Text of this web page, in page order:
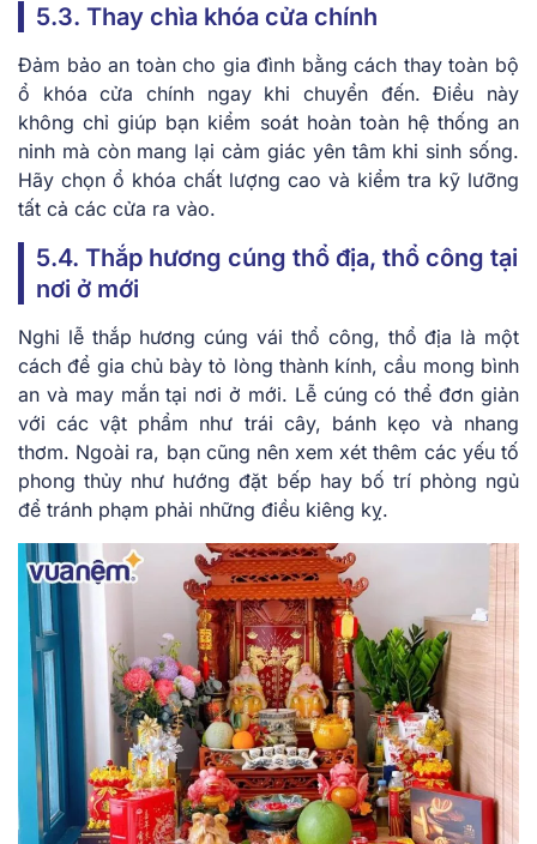
5.3. Thay chìa khóa cửa chính
Đảm bảo an toàn cho gia đình bằng cách thay toàn bộ
ổ khóa cửa chính ngay khi chuyển đến. Điều này
không chỉ giúp bạn kiểm soát hoàn toàn hệ thống an
ninh mà còn mang lại cảm giác yên tâm khi sinh sống.
Hãy chọn ổ khóa chất lượng cao và kiểm tra kỹ lưỡng
tất cả các cửa ra vào.
5.4. Thắp hương cúng thổ địa, thổ công tại
nơi ở mới
Nghi lễ thắp hương cúng vái thổ công, thổ địa là một
cách để gia chủ bày tỏ lòng thành kính, cầu mong bình
an và may mắn tại nơi ở mới. Lễ cúng có thể đơn giản
với các vật phẩm như trái cây, bánh kẹo và nhang
thơm. Ngoài ra, bạn cũng nên xem xét thêm các yếu tố
phong thủy như hướng đặt bếp hay bố trí phòng ngủ
để tránh phạm phải những điều kiêng kỵ.